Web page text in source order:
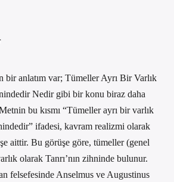
bir anlatım var; Tümeller Ayrı Bir Varlık
Nedir gibi bir konu biraz daha
bu kısmı “Tümeller ayrı bir varlık
ifadesi, kavram realizmi olarak
aittir. Bu görüşe göre, tümeller (genel
olarak Tanrı’nın zihninde bulunur.
felsefesinde Anselmus ve Augustinus